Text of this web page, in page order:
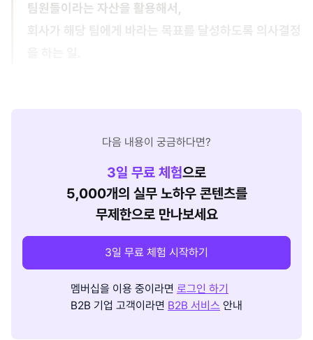
팀원들이라는 자산을 활용해서,
회사가 해당 팀에게 바라는 목표를 달성하도록 의사결정
다음 내용이 궁금하다면?
3일 무료 체험으로
5,000개의 실무 노하우 콘텐츠를
무제한으로 만나보세요
3일 무료 체험 시작하기
멤버십을 이용 중이라면 로그인 하기
B2B 기업 고객이라면 B2B 서비스 안내